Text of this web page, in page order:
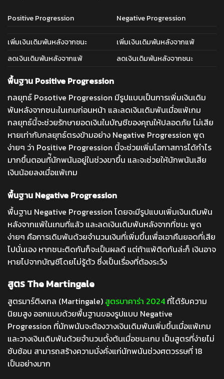
Positive Progression Negative Progression
เพิ่มเงินเดิมพันหลังจากชนะ
เพิ่มเงินเดิมพันหลังจากแพ้
ลดเงินเดิมพันหลังจากแพ้
ลดเงินเดิมพันหลังจากชนะ
พื้นฐาน Positive Progression
กลยุทธ์ Posotive Progression มีรูปแบบเป็นการเพิ่มเงินเดิม
พันหลังจากชนะในเกมก่อนหน้า และลดเงินเดิมพันเมื่อแพ้เกม
กลยุทธ์นี้จะช่วยรักษายอดเงินในบัญชีของคุณให้ปลอดภัย ไม่เสีย
หายเท่ากับกลยุทธ์ตรงข้ามอย่าง Negative Progression พูด
ง่ายๆ ว่า Positive Progression นี้จะช่วยเพิ่มโอกาสการได้กำไร
มากขึ้นตอนที่ันักพนันอยู่ในช่วงขาขึ้น และจะช่วยให้นักพนันเสีย
เงินน้อยลงเมื่อแพ้เกม
พื้นฐาน Negative Progression
พื้นฐาน Negative Progression โดยจะมีรูปแบบเพิ่มเงินเดิมพัน
หลังจากแพ้ในเกมที่แล้ว และลดเงินเดิมพันหลังจากที่ชนะพูด
ง่ายๆ คือการเดิมพันด้วยจำนวนเงินที่เพิ่มขึ้นเพื่อเอาคืนยอดที่เสีย
ไปนั่นเอง หากชนะติดกันก็จะเป็นผลดี แต่ถ้าแพ้ติดกันล่ะก็ เงินอาจ
หายไปจากบัญชีโดยไม่รู้ตัว ซึ่งเป็นเรื่องที่ต้องระวัง
สูตร The Martingale
สูตรมาร์ติงเกล (Martingale) สูตรบาคาร่า 2024 ที่ได้รับความ
นิยมสูง ออกแบบด้วยพื้นฐานของรูปแบบ Negative
Progression ที่นักพนันจะต้องวางเงินเดิมพันเพิ่มขึ้นเมื่อแพ้เกม
และวางเงินเดิมพันด้วยจำนวนตั้งต้นเมื่อชนะเกม เป็นสูตรที่ง่ายไม่
ซับซ้อน สามารถสร้างความมั่งคั่งแก่นักพนันช่วงศตวรรษที่ 18
เป็นอย่างมาก